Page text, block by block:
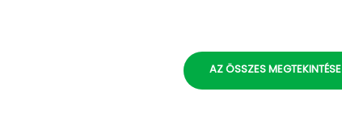
AZ ÖSSZES MEGTEKINTÉSE